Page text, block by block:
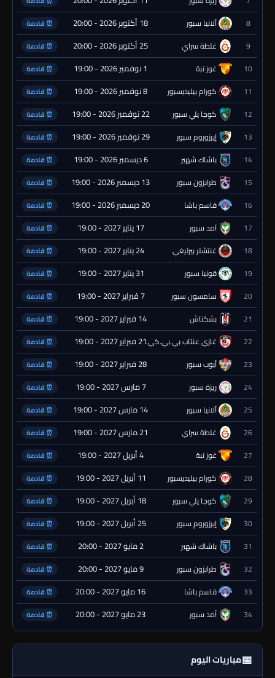
8 ألانيا سبور 18 أكتوبر 2026 - 20:00 ⏰ قادمة
9 غلطة سراي 25 أكتوبر 2026 - 20:00 ⏰ قادمة
10 غوز تبة 1 نوفمبر 2026 - 19:00 ⏰ قادمة
11 كورام بيليديسبور 8 نوفمبر 2026 - 19:00 ⏰ قادمة
12 كوجا يلي سبور 22 نوفمبر 2026 - 19:00 ⏰ قادمة
13 إيرزوروم سبور 29 نوفمبر 2026 - 19:00 ⏰ قادمة
14 باشاك شهير 6 ديسمبر 2026 - 19:00 ⏰ قادمة
15 طرابزون سبور 13 ديسمبر 2026 - 19:00 ⏰ قادمة
16 قاسم باشا 20 ديسمبر 2026 - 19:00 ⏰ قادمة
17 آمد سبور 17 يناير 2027 - 19:00 ⏰ قادمة
18 غنتشلر بيرليغي 24 يناير 2027 - 19:00 ⏰ قادمة
19 قونيا سبور 31 يناير 2027 - 19:00 ⏰ قادمة
20 سامسون سبور 7 فبراير 2027 - 19:00 ⏰ قادمة
21 بشكتاش 14 فبراير 2027 - 19:00 ⏰ قادمة
22 غازي عنتاب بي.بي.كي.21 فبراير 2027 - 19:00 ⏰ قادمة
23 أيوب سبور 28 فبراير 2027 - 19:00 ⏰ قادمة
24 ريزة سبور 7 مارس 2027 - 19:00 ⏰ قادمة
25 ألانيا سبور 14 مارس 2027 - 19:00 ⏰ قادمة
26 غلطة سراي 21 مارس 2027 - 19:00 ⏰ قادمة
27 غوز تبة 4 أبريل 2027 - 19:00 ⏰ قادمة
28 كورام بيليديسبور 11 أبريل 2027 - 19:00 ⏰ قادمة
29 كوجا يلي سبور 18 أبريل 2027 - 19:00 ⏰ قادمة
30 إيرزوروم سبور 25 أبريل 2027 - 19:00 ⏰ قادمة
31 باشاك شهير 2 مايو 2027 - 20:00 ⏰ قادمة
32 طرابزون سبور 9 مايو 2027 - 20:00 ⏰ قادمة
33 قاسم باشا 16 مايو 2027 - 20:00 ⏰ قادمة
34 آمد سبور 23 مايو 2027 - 20:00 ⏰ قادمة
📅مباريات اليوم